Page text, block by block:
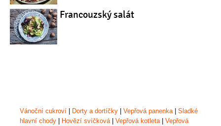
Francouzský salát
Vánoční cukroví Dorty a dortíčky Vepřová panenka
Sladké
hlavní chody
Hovězí svíčková Vepřová kotleta
Vepřová